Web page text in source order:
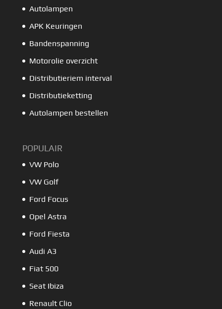
Autolampen
APK Keuringen
Bandenspanning
Motorolie overzicht
Distributieriem interval
Distributieketting
Autolampen bestellen
POPULAIR
VW Polo
VW Golf
Ford Focus
Opel Astra
Ford Fiesta
Audi A3
Fiat 500
Seat Ibiza
Renault Clio